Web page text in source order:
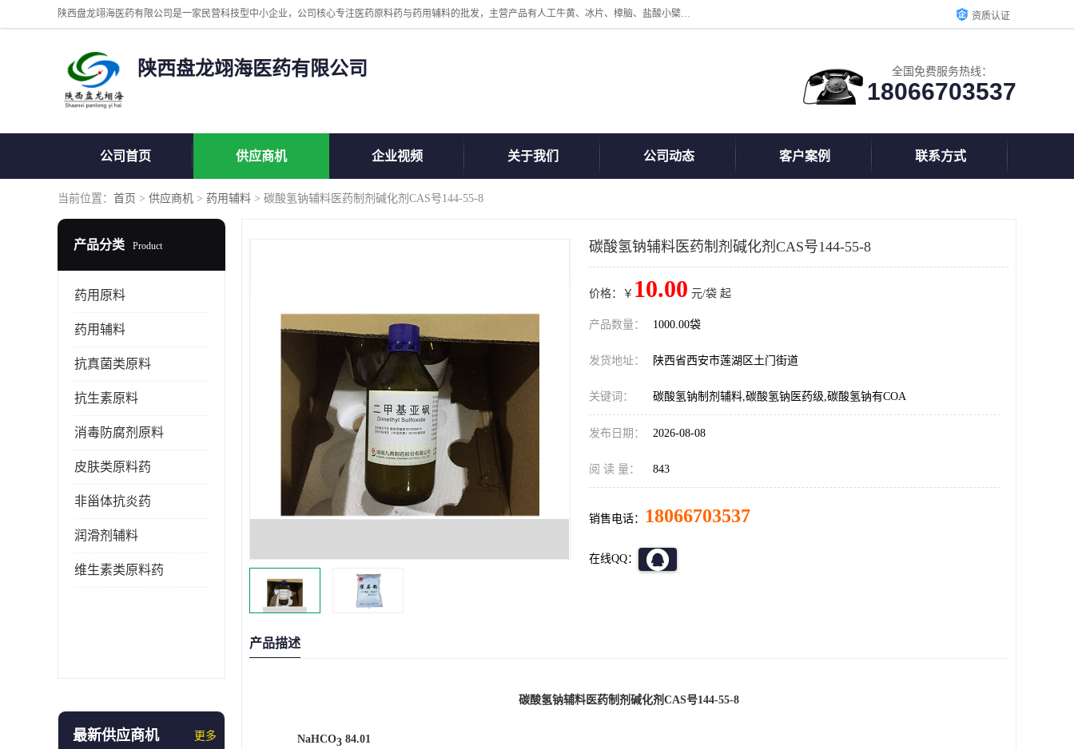
陕西盘龙翊海医药有限公司是一家民营科技型中小企业，公司核心专注医药原料药与药用辅料的批发，主营产品有人工牛黄、冰片、樟脑、盐酸小檗碱、氢氧化铝、枸橼酸喷托维林、甲硝唑、维生素B、维生素C、维生素E、克霉唑、利巴韦林、氯化铵等。 资质认证
陕西盘龙翊海医药有限公司 全国免费服务热线：
18066703537
公司首页 供应商机 企业视频 关于我们 公司动态 客户案例 联系方式
当前位置： 首页 > 供应商机 > 药用辅料 > 碳酸氢钠辅料医药制剂碱化剂CAS号144-55-8
产品分类 Product
药用原料
药用辅料
抗真菌类原料
抗生素原料
消毒防腐剂原料
皮肤类原料药
非甾体抗炎药
润滑剂辅料
维生素类原料药
最新供应商机 更多
碳酸氢钠辅料医药制剂碱化剂CAS号144-55-8
价格：￥ 10.00 元/袋 起
产品数量： 1000.00袋
发货地址： 陕西省西安市莲湖区土门街道
关键词： 碳酸氢钠制剂辅料,碳酸氢钠医药级,碳酸氢钠有COA
发布日期： 2026-08-08
阅 读 量： 843
销售电话： 18066703537
在线QQ：
产品描述
碳酸氢钠辅料医药制剂碱化剂CAS号144-55-8
NaHCO3 84.01